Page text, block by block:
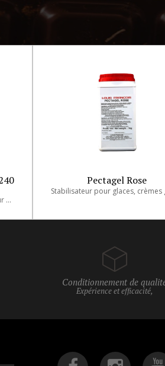
240 fonds de tartelettes sucrées pur beurre. Diamètre: 4,9 cm.
Pectagel Rose
Conditionnement de
Expérience et efficacité,